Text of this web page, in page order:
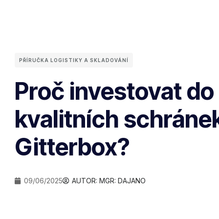
PŘÍRUČKA LOGISTIKY A SKLADOVÁNÍ
Proč investovat do
kvalitních
Gitterbox?
09/06/2025 AUTOR: MGR: DAJANO